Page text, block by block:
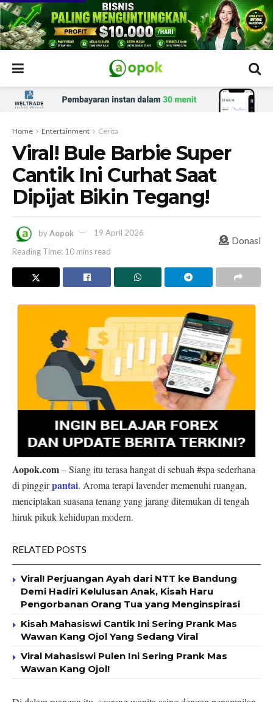
Home Entertainment Cerita
Viral! Bule Barbie Super
Cantik Ini Curhat Saat
Dipijat Bikin Tegang!
byAopok
19 April 2026
Reading Time: 10 mins read
Donasi
Aopok.com– Siang itu terasa hangat di sebuah #spa sederhana
di pinggirpantai. Aroma terapi lavender memenuhi ruangan,
menciptakan suasana tenang yang jarang ditemukan di tengah
hiruk pikuk kehidupan modern.
RELATED POSTS
Viral! Perjuangan Ayah dari NTT ke Bandung
Demi Hadiri Kelulusan Anak, Kisah Haru
Pengorbanan Orang Tua yang Menginspirasi
Kisah Mahasiswi Cantik Ini Sering Prank Mas
Wawan Kang Ojol Yang Sedang Viral
Viral Mahasiswi Pulen Ini Sering Prank Mas
Wawan Kang Ojol!